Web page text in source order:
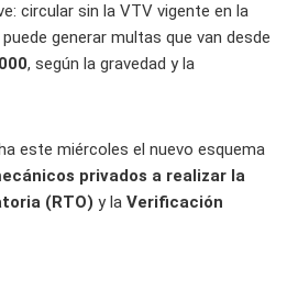
circular sin la VTV vigente en la
generar multas que van desde
, según la gravedad y la
este miércoles el nuevo esquema
privados a realizar la
(RTO) y la Verificación